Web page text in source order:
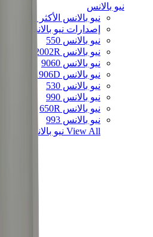
نيو بالانس
نيو بالانس الأكثر مبيعاً
إصدارات نيو بالانس الجديدة
نيو بالانس 550
نيو بالانس 2002R
نيو بالانس 9060
نيو بالانس 1906D
نيو بالانس 530
نيو بالانس 990
نيو بالانس 650R
نيو بالانس 993
View All نيو بالانس